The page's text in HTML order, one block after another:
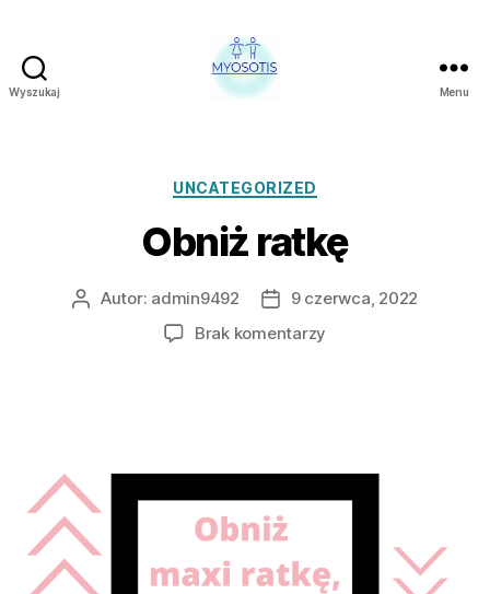
Wyszukaj
CZŁOWIEKA
POLSCE
MYOSOTIS
Menu
Kategorie
UNCATEGORIZED
Obniż ratkę
AutorAutor: admin9492
Data
wpisu
9 czerwca, 2022
Brak komentarzy